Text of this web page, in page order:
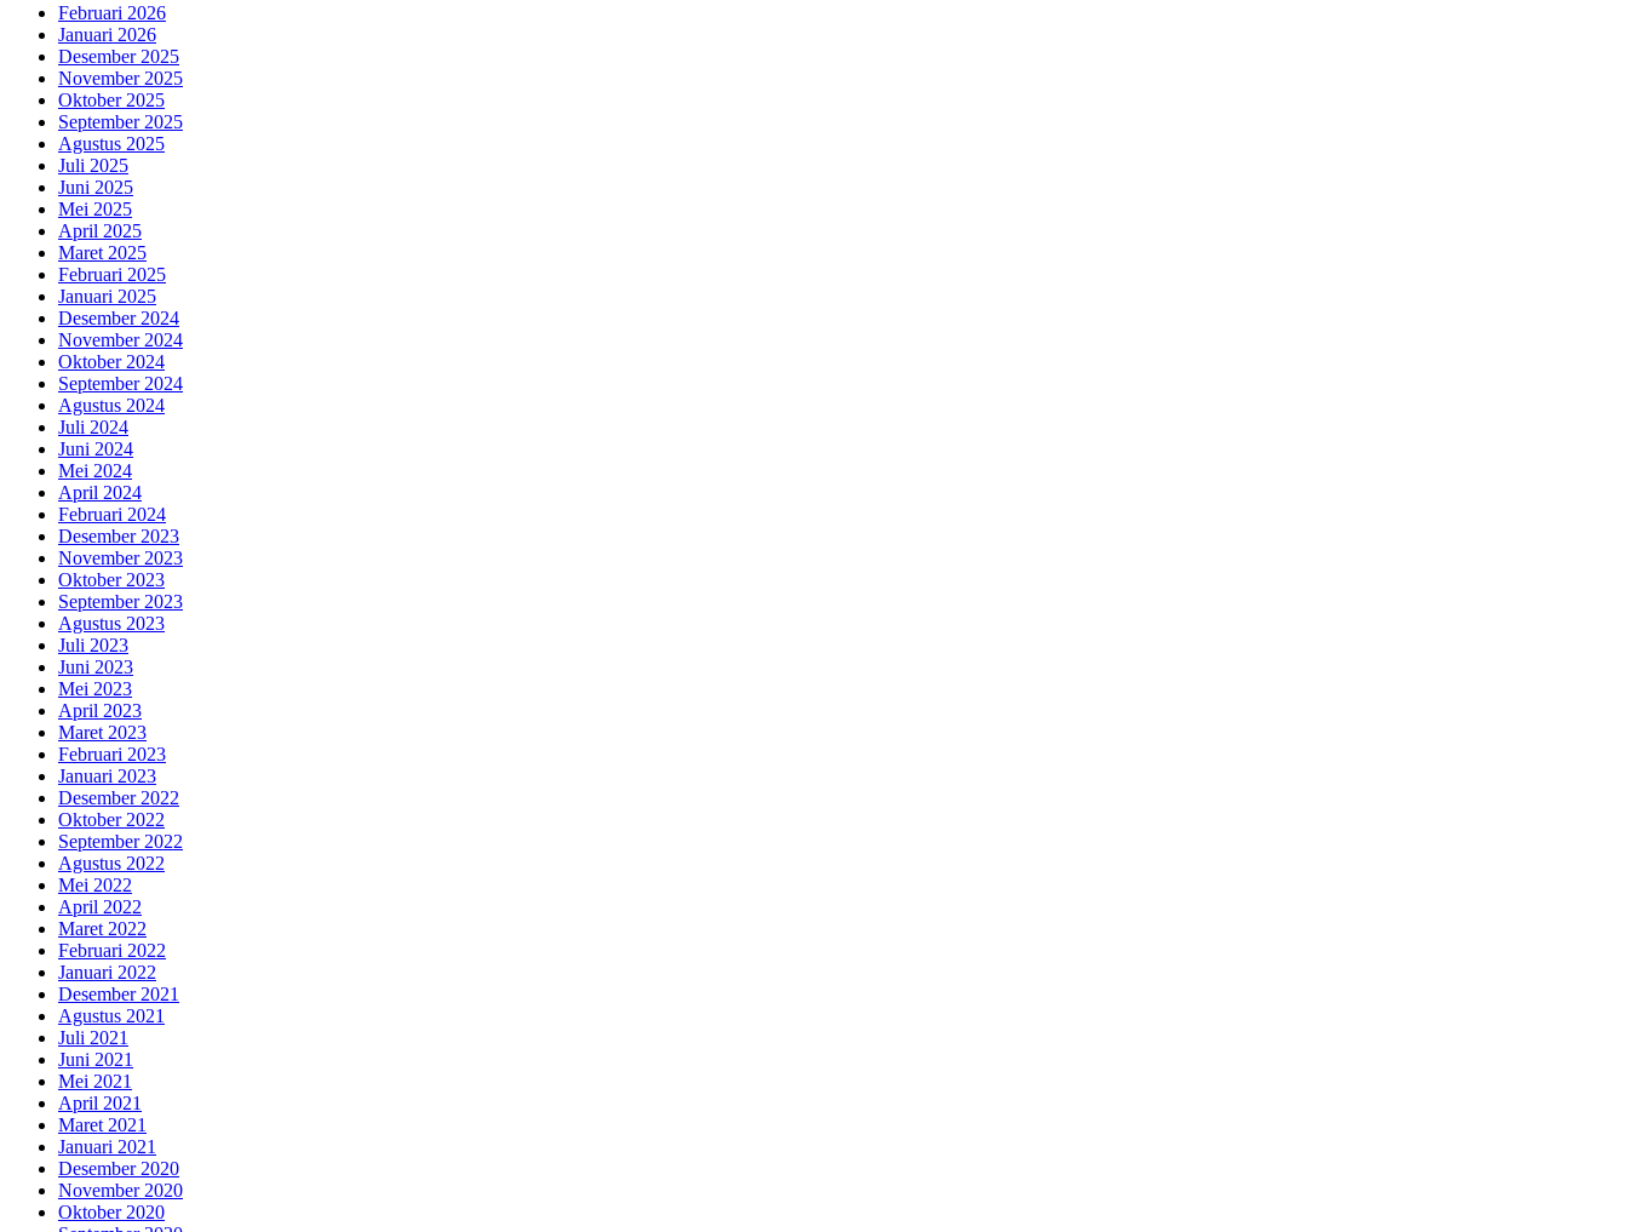
Februari 2026
Januari 2026
Desember 2025
November 2025
Oktober 2025
September 2025
Agustus 2025
Juli 2025
Juni 2025
Mei 2025
April 2025
Maret 2025
Februari 2025
Januari 2025
Desember 2024
November 2024
Oktober 2024
September 2024
Agustus 2024
Juli 2024
Juni 2024
Mei 2024
April 2024
Februari 2024
Desember 2023
November 2023
Oktober 2023
September 2023
Agustus 2023
Juli 2023
Juni 2023
Mei 2023
April 2023
Maret 2023
Februari 2023
Januari 2023
Desember 2022
Oktober 2022
September 2022
Agustus 2022
Mei 2022
April 2022
Maret 2022
Februari 2022
Januari 2022
Desember 2021
Agustus 2021
Juli 2021
Juni 2021
Mei 2021
April 2021
Maret 2021
Januari 2021
Desember 2020
November 2020
Oktober 2020